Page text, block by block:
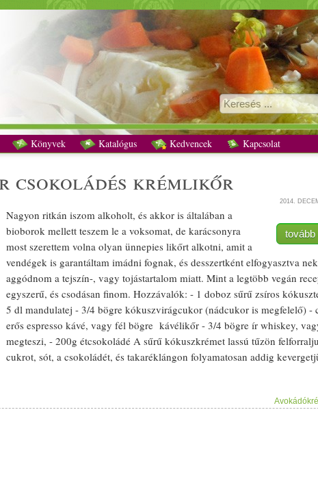
ünnepekre: Ír csokoládés krémlikőr recept vegetáriánus
Könyvek Katalógus Kedvencek Kapcsolat
csokoládés krémlikőr
2014.
Nagyon ritkán iszom alkoholt, és akkor is általában a
bioborok mellett teszem le a voksomat, de karácsonyra
most szerettem volna olyan ünnepies likőrt alkotni, amit a
vendégek is garantáltam imádni fognak, és desszertként elfogyasztva
aggódnom a tejszín-, vagy tojástartalom miatt. Mint a legtöbb vegán
egyszerű, és csodásan finom. Hozzávalók: - 1 doboz sűrű zsíros
5 dl mandulatej - 3/­­4 bögre kókuszvirágcukor (nádcukoris megfelelő) -
erős espresso kávé, vagy fél bögre kávélikőr - 3/­­4 bögre ír whiskey,
megteszi, - 200g étcsokoládéA sűrű kókuszkrémet lassú tűzön
cukrot, sót, a csokoládét, és takaréklángon folyamatosan addig
tartva 4-5 napig fogyaszthatjuk. Használat előtt rázzuk fel jó alaposan az